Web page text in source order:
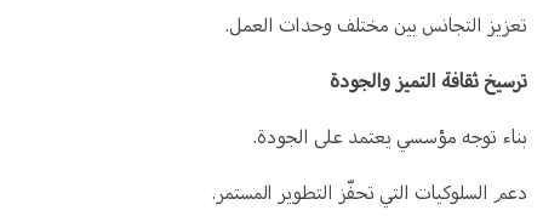
تعزيز التجانس بين مختلف وحدات العمل.
ترسيخ ثقافة التميز والجودة
بناء توجه مؤسسي يعتمد على الجودة.
دعم السلوكيات التي تحفّز التطوير المستمر.